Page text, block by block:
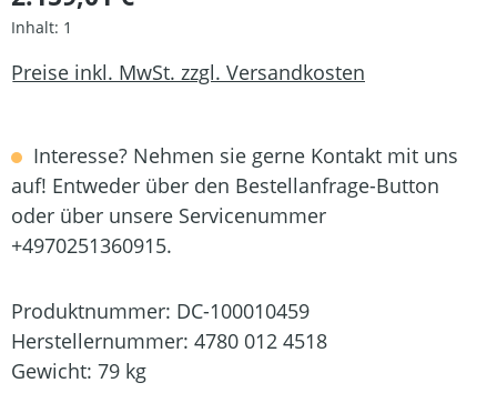
Inhalt: 1
Preise inkl. MwSt. zzgl. Versandkosten
Interesse? Nehmen sie gerne Kontakt mit uns
auf! Entweder über den Bestellanfrage-Button
oder über unsere Servicenummer
+4970251360915.
Produktnummer: DC-100010459
Herstellernummer: 4780 012 4518
Gewicht: 79 kg